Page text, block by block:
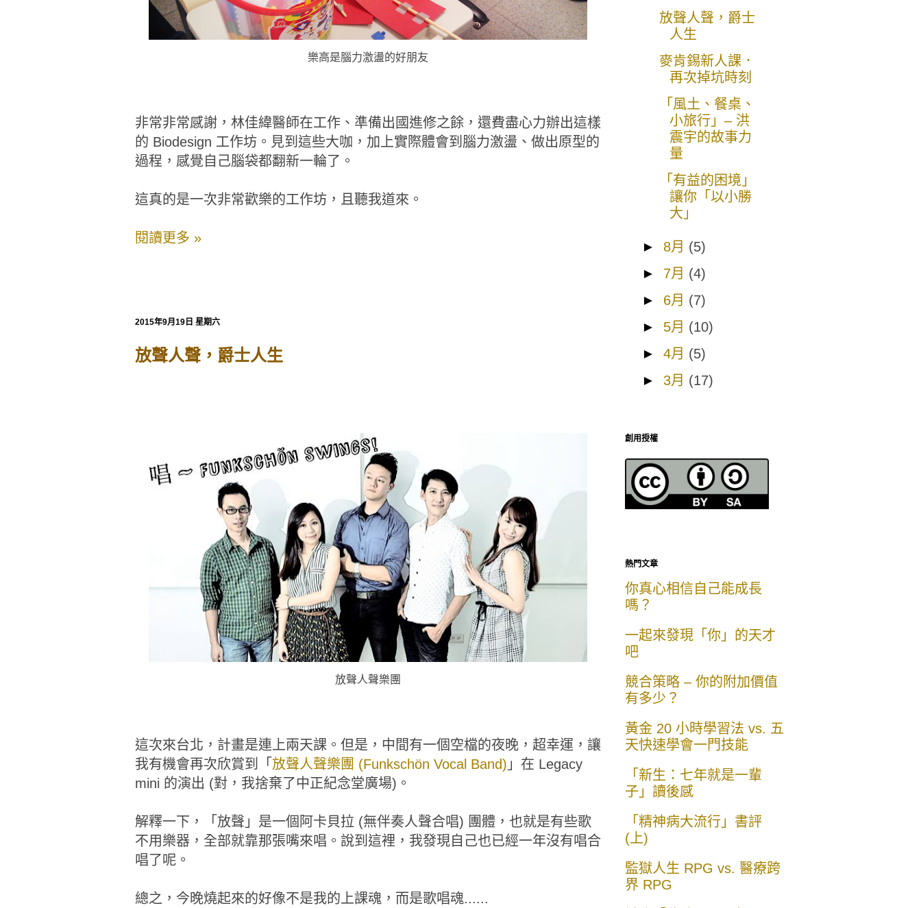
樂高是腦力激盪的好朋友
非常非常感謝，林佳緯醫師在工作、準備出國進修之餘，還費盡心力辦出這樣
的 Biodesign 工作坊。見到這些大咖，加上實際體會到腦力激盪、做出原型的
過程，感覺自己腦袋都翻新一輪了。
這真的是一次非常歡樂的工作坊，且聽我道來。
閱讀更多 »
2015年9月19日 星期六
放聲人聲，爵士人生
放聲人聲樂團
這次來台北，計畫是連上兩天課。但是，中間有一個空檔的夜晚，超幸運，讓
我有機會再次欣賞到「 放聲人聲樂團 (Funkschön Vocal Band) 」在 Legacy
mini 的演出 (對，我捨棄了中正紀念堂廣場)。
解釋一下，「放聲」是一個阿卡貝拉 (無伴奏人聲合唱) 團體，也就是有些歌
不用樂器，全部就靠那張嘴來唱。說到這裡，我發現自己也已經一年沒有唱合
唱了呢。
總之，今晚燒起來的好像不是我的上課魂，而是歌唱魂......
放聲人聲，爵士
人生
麥肯錫新人課．
再次掉坑時刻
「風土、餐桌、
小旅行」– 洪
震宇的故事力
量
「有益的困境」
讓你「以小勝
大」
► 8月 (5)
► 7月 (4)
► 6月 (7)
► 5月 (10)
► 4月 (5)
► 3月 (17)
創用授權
熱門文章
你真心相信自己能成長
嗎？
一起來發現「你」的天才
吧
競合策略 – 你的附加價值
有多少？
黃金 20 小時學習法 vs. 五
天快速學會一門技能
「新生：七年就是一輩
子」讀後感
「精神病大流行」書評
(上)
監獄人生 RPG vs. 醫療跨
界 RPG